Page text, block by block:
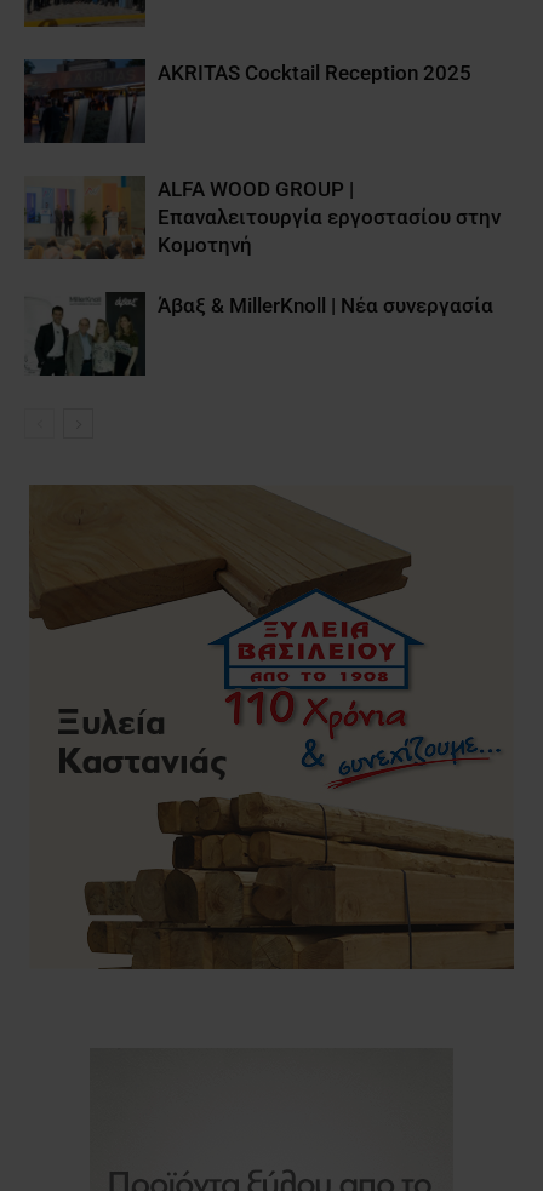
AKRITAS Cocktail Reception 2025
ALFA WOOD GROUP |
Επαναλειτουργία εργοστασίου στην
Κομοτηνή
Άβαξ & MillerKnoll | Νέα συνεργασία